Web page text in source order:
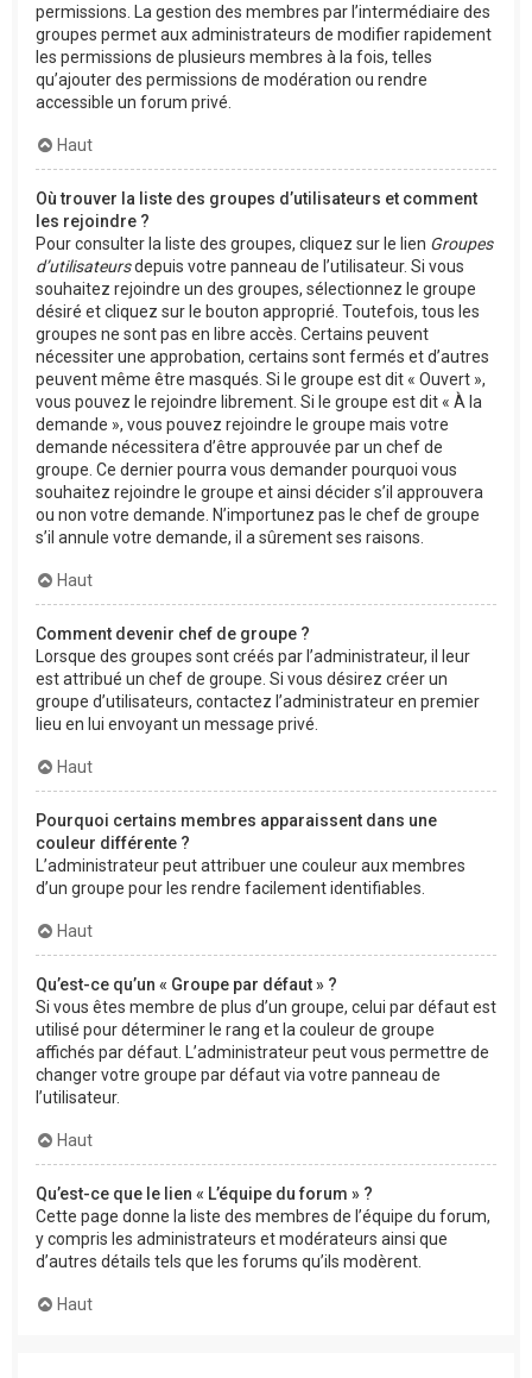
permissions. La gestion des membres par l’intermédiaire des
groupes permet aux administrateurs de modifier rapidement
les permissions de plusieurs membres à la fois, telles
qu’ajouter des permissions de modération ou rendre
accessible un forum privé.
Haut
Où trouver la liste des groupes d’utilisateurs et comment
les rejoindre ?
Pour consulter la liste des groupes, cliquez sur le lien Groupes
d’utilisateursdepuis votre panneau de l’utilisateur. Si vous
souhaitez rejoindre un des groupes, sélectionnez le groupe
désiré et cliquez sur le bouton approprié. Toutefois, tous les
groupes ne sont pas en libre accès. Certains peuvent
nécessiter une approbation, certains sont fermés et d’autres
peuvent même être masqués. Si le groupe est dit « Ouvert »,
vous pouvez le rejoindre librement. Si le groupe est dit « À la
demande », vous pouvez rejoindre le groupe mais votre
demande nécessitera d’être approuvée par un chef de
groupe. Ce dernier pourra vous demander pourquoi vous
souhaitez rejoindre le groupe et ainsi décider s’il approuvera
ou non votre demande. N’importunez pas le chef de groupe
s’il annule votre demande, il a sûrement ses raisons.
Haut
Comment devenir chef de groupe ?
Lorsque des groupes sont créés par l’administrateur, il leur
est attribué un chef de groupe. Si vous désirez créer un
groupe d’utilisateurs, contactez l’administrateur en premier
lieu en lui envoyant un message privé.
Haut
Pourquoi certains membres apparaissent dans une
couleur différente ?
L’administrateur peut attribuer une couleur aux membres
d’un groupe pour les rendre facilement identifiables.
Haut
Qu’est-ce qu’un « Groupe par défaut » ?
Si vous êtes membre de plus d’un groupe, celui par défaut est
utilisé pour déterminer le rang et la couleur de groupe
affichés par défaut. L’administrateur peut vous permettre de
changer votre groupe par défaut via votre panneau de
l’utilisateur.
Haut
Qu’est-ce que le lien « L’équipe du forum » ?
Cette page donne la liste des membres de l’équipe du forum,
y compris les administrateurs et modérateurs ainsi que
d’autres détails tels que les forums qu’ils modèrent.
Haut